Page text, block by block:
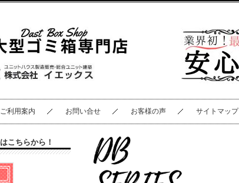
ご利用案内 お問い合せ お客様の声 サイトマップ
こちらから！